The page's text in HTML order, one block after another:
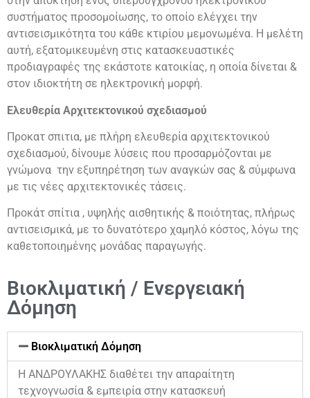
συστήματος προσομοίωσης, το οποίο ελέγχει την
αντισεισμικότητα του κάθε κτιρίου μεμονωμένα. Η μελέτη
αυτή, εξατομικευμένη στις κατασκευαστικές
προδιαγραφές της εκάστοτε κατοικίας, η οποία δίνεται &
στον ιδιοκτήτη σε ηλεκτρονική μορφή.
Ελευθερία Αρχιτεκτονικού σχεδιασμού
Προκατ σπιτια, με πλήρη ελευθερία αρχιτεκτονικού
σχεδιασμού, δίνουμε λύσεις που προσαρμόζονται με
γνώμονα την εξυπηρέτηση των αναγκών σας & σύμφωνα
με τις νέες αρχιτεκτονικές τάσεις.
Προκάτ σπίτια , υψηλής αισθητικής & ποιότητας, πλήρως
αντισεισμικά, με το δυνατότερο χαμηλό κόστος, λόγω της
καθετοποιημένης μονάδας παραγωγής.
Βιοκλιματική / Ενεργειακή
Δόμηση
Βιοκλιματική Δόμηση
Η ΑΝΔΡΟΥΛΑΚΗΣ διαθέτει την απαραίτητη
τεχνογνωσία & εμπειρία στην κατασκευή